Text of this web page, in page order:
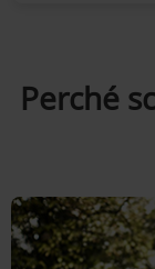
Perché